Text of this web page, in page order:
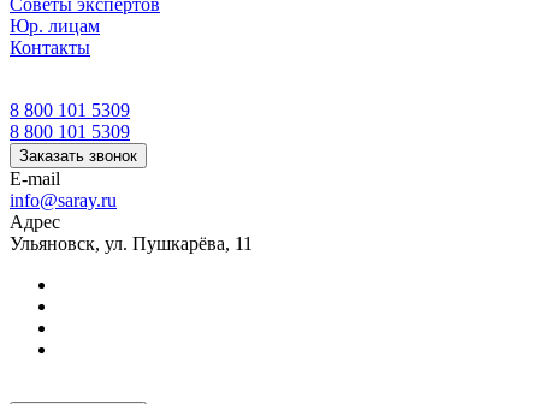
Советы экспертов
Юр. лицам
Контакты
8 800 101 5309
8 800 101 5309
Заказать звонок
E-mail
info@saray.ru
Адрес
Ульяновск, ул. Пушкарёва, 11